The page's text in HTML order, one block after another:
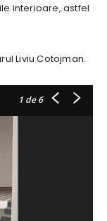
interioare, astfel
Liviu Cotojman.
1 de 6